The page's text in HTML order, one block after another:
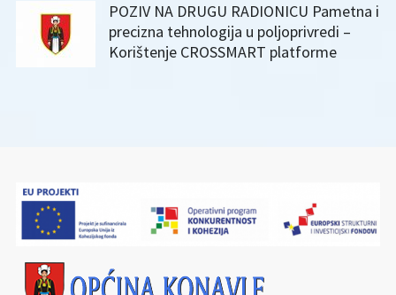
POZIV NA DRUGU RADIONICU Pametna i
precizna tehnologija u poljoprivredi –
Korištenje CROSSMART platforme